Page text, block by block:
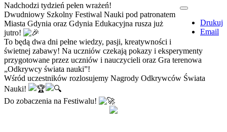
Drukuj
Email
Nadchodzi tydzień pełen wrażeń!
Dwudniowy Szkolny Festiwal Nauki pod patronatem
Miasta Gdynia oraz Gdynia Edukacyjna rusza już
jutro!
To będą dwa dni pełne wiedzy, pasji, kreatywności i
świetnej zabawy! Na uczniów czekają pokazy i eksperymenty
przygotowane przez uczniów i nauczycieli oraz Gra terenowa
„Odkrywcy świata nauki”!
Wśród uczestników rozlosujemy Nagrody Odkrywców Świata
Nauki!
Do zobaczenia na Festiwalu!